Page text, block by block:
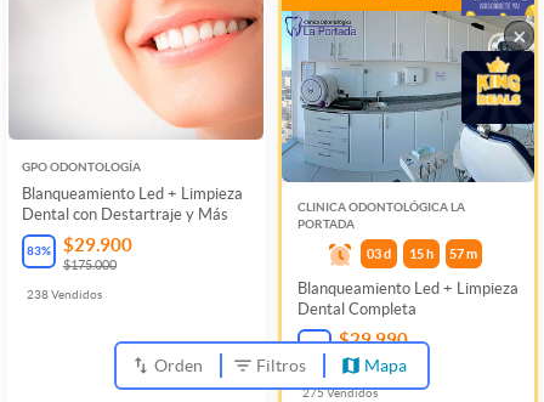
GPO ODONTOLOGÍA
Blanqueamiento Led + Limpieza
Dental con Destartraje y Más
83% $29.900
$175.000
238Vendidos
CLINICA ODONTOLÓGICA LA
PORTADA
03 d 15 h 57m
Blanqueamiento Led + Limpieza
Dental Completa
78% $29.990
$137.800
275Vendidos
Orden Filtros Mapa
×